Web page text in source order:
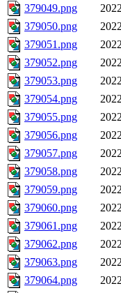
379049.png
379050.png
379051.png
379052.png
379053.png
379054.png
379055.png
379056.png
379057.png
379058.png
379059.png
379060.png
379061.png
379062.png
379063.png
379064.png